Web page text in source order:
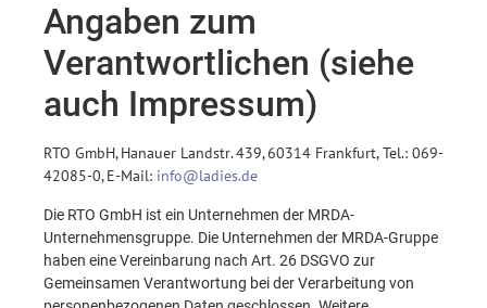
Angaben zum
Verantwortlichen (siehe
auch Impressum)
RTO GmbH, Hanauer Landstr. 439, 60314 Frankfurt, Tel.: 069-
42085-0, E-Mail: info@ladies.de
Die RTO GmbH ist ein Unternehmen der MRDA-
Unternehmensgruppe. Die Unternehmen der MRDA-Gruppe
haben eine Vereinbarung nach Art. 26 DSGVO zur
Gemeinsamen Verantwortung bei der Verarbeitung von